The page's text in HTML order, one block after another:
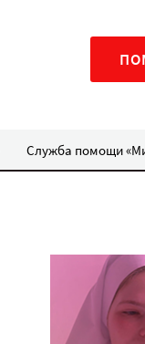
Служба помощи